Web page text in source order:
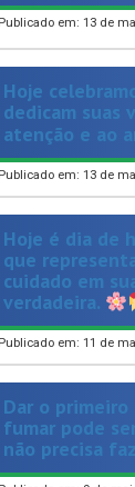
Hoje
dedicam suas
atenção e ao
Publicado em: 13 de
Hoje é dia de
que
cuidado em
verdadeira.
Publicado em: 11 de
Dar o primeiro
fumar pode
não precisa
Publicado em: 9 de